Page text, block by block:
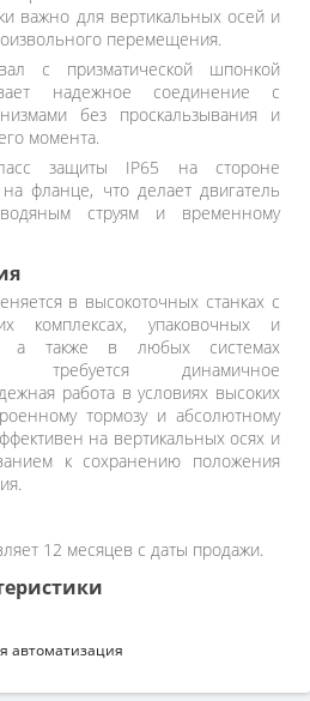
важно для вертикальных осей и
перемещения.
с призматической шпонкой
надежное соединение с
без проскальзывания и
момента.
защиты IP65 на стороне
фланце, что делает двигатель
струям и временному
в высокоточных станках с
комплексах, упаковочных и
а также в любых системах
требуется динамичное
работа в условиях высоких
тормозу и абсолютному
на вертикальных осях и
к сохранению положения
12 месяцев с даты продажи.
автоматизация